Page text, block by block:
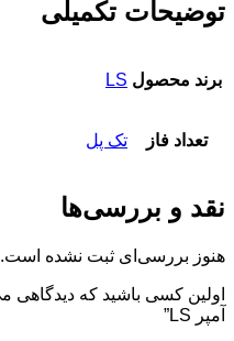
توضیحات تکمیلی
برند محصول LS
تعداد فاز تک پل
نقد و بررسی‌ها
هنوز بررسی‌ای ثبت نشده است.
آمپر LS”